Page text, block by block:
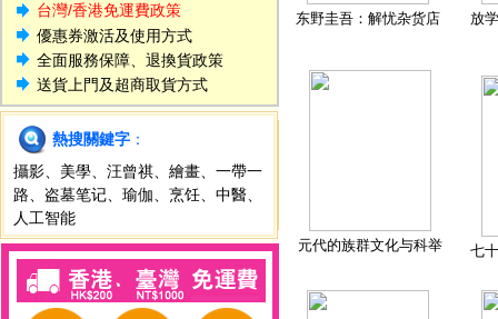
台灣/香港免運費政策
優惠券激活及使用方式
全面服務保障、退換貨政策
送貨上門及超商取貨方式
熱搜關鍵字 ：
攝影
美學 汪曾祺 繪畫
一帶一
路
盗墓笔记 瑜伽 烹饪 中醫
人工智能
东野圭吾：解忧杂货店 放
元代的族群文化与科举 七